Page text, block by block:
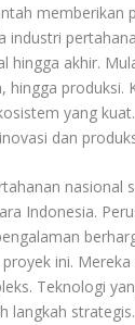
memberikan
industri
hingga akhir.
hingga produksi.
yang
dan
nasional
Indonesia.
ini.
Teknologi
langkah